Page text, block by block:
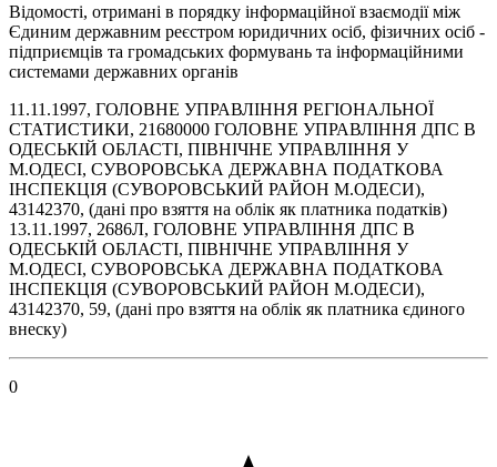
Відомості, отримані в порядку інформаційної взаємодії між
Єдиним державним реєстром юридичних осіб, фізичних осіб -
підприємців та громадських формувань та інформаційними
системами державних органів
11.11.1997, ГОЛОВНЕ УПРАВЛІННЯ РЕГІОНАЛЬНОЇ
СТАТИСТИКИ, 21680000 ГОЛОВНЕ УПРАВЛІННЯ ДПС В
ОДЕСЬКІЙ ОБЛАСТІ, ПІВНІЧНЕ УПРАВЛІННЯ У
М.ОДЕСІ, СУВОРОВСЬКА ДЕРЖАВНА ПОДАТКОВА
ІНСПЕКЦІЯ (СУВОРОВСЬКИЙ РАЙОН М.ОДЕСИ),
43142370, (дані про взяття на облік як платника податків)
13.11.1997, 2686Л, ГОЛОВНЕ УПРАВЛІННЯ ДПС В
ОДЕСЬКІЙ ОБЛАСТІ, ПІВНІЧНЕ УПРАВЛІННЯ У
М.ОДЕСІ, СУВОРОВСЬКА ДЕРЖАВНА ПОДАТКОВА
ІНСПЕКЦІЯ (СУВОРОВСЬКИЙ РАЙОН М.ОДЕСИ),
43142370, 59, (дані про взяття на облік як платника єдиного
внеску)
0